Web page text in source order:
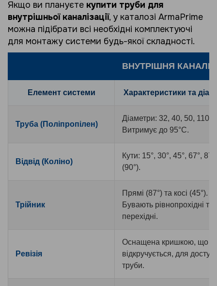
Якщо ви плануєте купити труби для
внутрішньої каналізації, у каталозі ArmaPrime
можна підібрати всі необхідні комплектуючі
для монтажу системи будь-якої складності.
ВНУТРІШНЯ
Елемент системи Характеристики та
Труба (Поліпропілен)
Діаметри: 32, 40, 50, 110
Витримує до 95°C.
Відвід (Коліно)
Кути: 15°, 30°, 45°, 67°, 87°
(90°).
Трійник
Прямі (87°) та косі (45°).
Бувають рівнопрохідні та
перехідні.
Ревізія
Оснащена кришкою, що
відкручується, для
труби.